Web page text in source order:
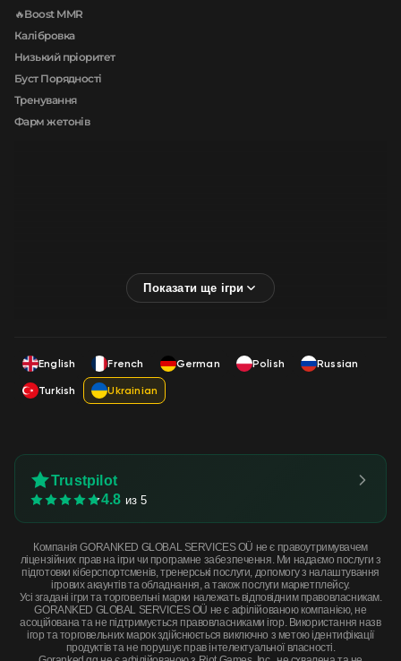
🔥Boost MMR
Калібровка
Низький пріоритет
Буст Порядності
Тренування
Фарм жетонів
English French German Polish
Russian
Turkish
Ukrainian
Trustpilot
4.8 из 5
Компанія GORANKED GLOBAL SERVICES OÜ не є правоутримувачем
ліцензійних прав на ігри чи програмне забезпечення. Ми надаємо послуги з
підготовки кіберспортсменів, тренерські послуги, допомогу з налаштування
ігрових акаунтів та обладнання, а також послуги маркетплейсу.
Усі згадані ігри та торговельні марки належать відповідним правовласникам.
GORANKED GLOBAL SERVICES OÜ не є афілійованою компанією, не
асоційована та не підтримується правовласниками ігор. Використання назв
ігор та торговельних марок здійснюється виключно з метою ідентифікації
продуктів та не порушує прав інтелектуальної власності.